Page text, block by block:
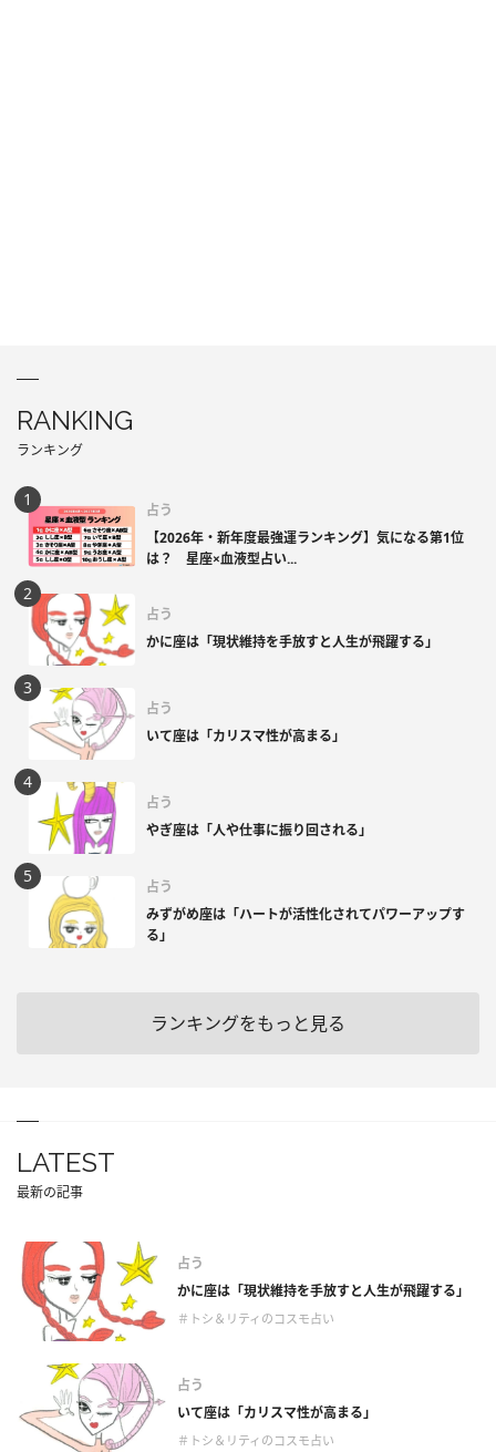
RANKING
ランキング
占う
【2026年・新年度最強運ランキング】気になる第1位
は？ 星座×血液型占い...
占う
かに座は「現状維持を手放すと人生が飛躍する」
占う
いて座は「カリスマ性が高まる」
占う
やぎ座は「人や仕事に振り回される」
占う
みずがめ座は「ハートが活性化されてパワーアップす
る」
ランキングをもっと見る
LATEST
最新の記事
占う
かに座は「現状維持を手放すと人生が飛躍する」
＃トシ＆リティのコスモ占い
占う
いて座は「カリスマ性が高まる」
＃トシ＆リティのコスモ占い